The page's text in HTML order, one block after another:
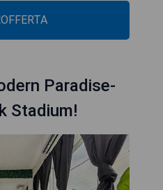
Paradise-
Stadium!